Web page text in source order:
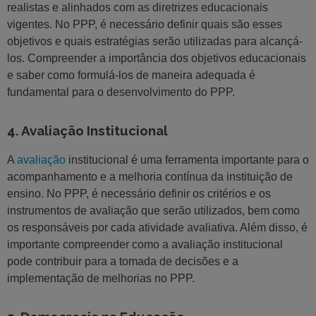
realistas e alinhados com as diretrizes educacionais
vigentes. No PPP, é necessário definir quais são esses
objetivos e quais estratégias serão utilizadas para alcançá-
los. Compreender a importância dos objetivos educacionais
e saber como formulá-los de maneira adequada é
fundamental para o desenvolvimento do PPP.
4. Avaliação Institucional
A avaliação institucional é uma ferramenta importante para o
acompanhamento e a melhoria contínua da instituição de
ensino. No PPP, é necessário definir os critérios e os
instrumentos de avaliação que serão utilizados, bem como
os responsáveis por cada atividade avaliativa. Além disso, é
importante compreender como a avaliação institucional
pode contribuir para a tomada de decisões e a
implementação de melhorias no PPP.